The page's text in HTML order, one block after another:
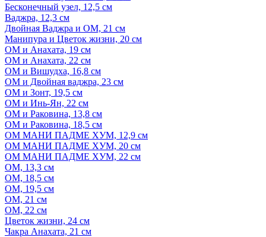
Бесконечный узел, 12,5 см
Ваджра, 12,3 см
Двойная Ваджра и ОМ, 21 см
Манипура и Цветок жизни, 20 см
ОМ и Анахата, 19 см
ОМ и Анахата, 22 см
ОМ и Вишудха, 16,8 см
ОМ и Двойная ваджра, 23 см
ОМ и Зонт, 19,5 см
ОМ и Инь-Ян, 22 см
ОМ и Раковина, 13,8 см
ОМ и Раковина, 18,5 см
ОМ МАНИ ПАДМЕ ХУМ, 12,9 см
ОМ МАНИ ПАДМЕ ХУМ, 20 см
ОМ МАНИ ПАДМЕ ХУМ, 22 см
ОМ, 13,3 см
ОМ, 18,5 см
ОМ, 19,5 см
ОМ, 21 см
ОМ, 22 см
Цветок жизни, 24 см
Чакра Анахата, 21 см